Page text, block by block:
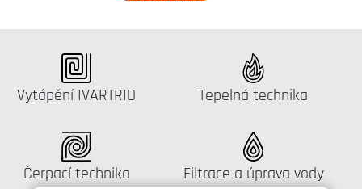
Katalog:
Vytápění IVARTRIO Katalog:
Tepelná technika
Katalog:
Čerpací technika Katalog:
Filtrace a úprava vody